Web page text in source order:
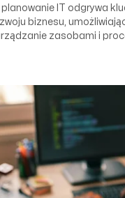
IT odgrywa
biznesu,
zasobami i